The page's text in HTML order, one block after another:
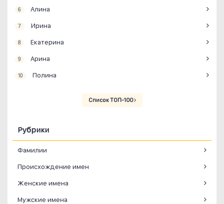
6 Алина
7 Ирина
8 Екатерина
9 Арина
10 Полина
Список ТОП-100
Рубрики
Фамилии
Происхождение имен
Женские имена
Мужские имена